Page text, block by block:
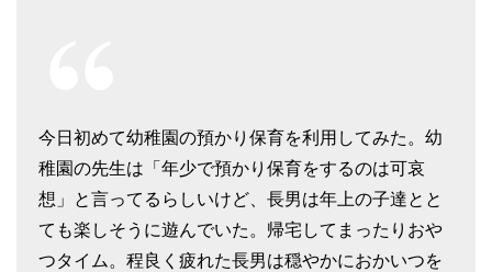
今日初めて幼稚園の預かり保育を利用してみた。幼
稚園の先生は「年少で預かり保育をするのは可哀
想」と言ってるらしいけど、長男は年上の子達とと
ても楽しそうに遊んでいた。帰宅してまったりおや
つタイム。程良く疲れた長男は穏やかにおかいつを